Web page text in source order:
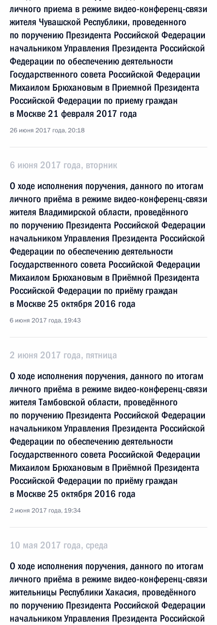
личного приема в режиме видео-конференц-связи
жителя Чувашской Республики, проведенного
по поручению Президента Российской Федерации
начальником Управления Президента Российской
Федерации по обеспечению деятельности
Государственного совета Российской Федерации
Михаилом Брюхановым в Приемной Президента
Российской Федерации по приему граждан
в Москве 21 февраля 2017 года
26 июня 2017 года, 20:18
6 июня 2017 года, вторник
О ходе исполнения поручения, данного по итогам
личного приёма в режиме видео-конференц-связи
жителя Владимирской области, проведённого
по поручению Президента Российской Федерации
начальником Управления Президента Российской
Федерации по обеспечению деятельности
Государственного совета Российской Федерации
Михаилом Брюхановым в Приёмной Президента
Российской Федерации по приёму граждан
в Москве 25 октября 2016 года
6 июня 2017 года, 19:43
2 июня 2017 года, пятница
О ходе исполнения поручения, данного по итогам
личного приёма в режиме видео-конференц-связи
жителя Тамбовской области, проведённого
по поручению Президента Российской Федерации
начальником Управления Президента Российской
Федерации по обеспечению деятельности
Государственного совета Российской Федерации
Михаилом Брюхановым в Приёмной Президента
Российской Федерации по приёму граждан
в Москве 25 октября 2016 года
2 июня 2017 года, 19:34
10 мая 2017 года, среда
О ходе исполнения поручения, данного по итогам
личного приёма в режиме видео-конференц-связи
жительницы Республики Хакасия, проведённого
по поручению Президента Российской Федерации
начальником Управления Президента Российской